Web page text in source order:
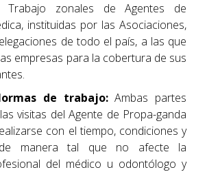
zonales de Agentes de
instituidas por las Asociaciones,
de todo el país, a las que
empresas para la cobertura de sus
de trabajo:Ambas partes
visitas del Agente de Propa-ganda
con el tiempo, condiciones y
manera tal que no afecte la
del médico u odontólogo y